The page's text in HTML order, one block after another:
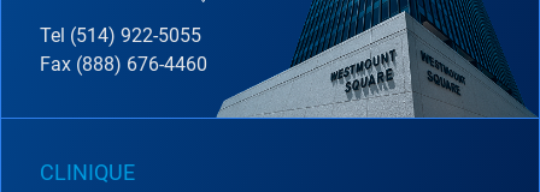
Tel (514) 922-5055
Fax (888) 676-4460
CLINIQUE